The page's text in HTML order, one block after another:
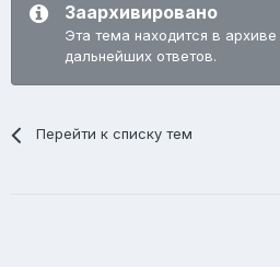
Заархивировано
Эта тема находится в
дальнейших ответов.
Перейти к списку тем